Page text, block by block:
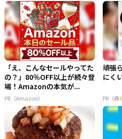
「え、こんなセールやってた
の？」80％OFF以上が続々登
場！Amazonの本気が...
PR（Amazon）
頑張
にく
PR（森